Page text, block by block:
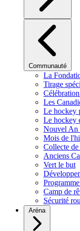
Communauté
La
Tirage
Les
Le hockey
Le hockey
Nouvel An
Mois de
Collecte de
Anciens
Vert le but
Camp de
Sécurité
Aréna